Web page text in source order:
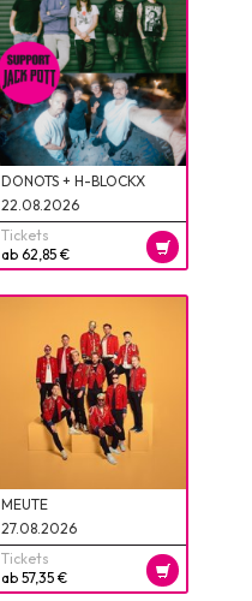
DONOTS + H-BLOCKX
22.08.2026
Tickets
ab 62,85 €
MEUTE
27.08.2026
Tickets
ab 57,35 €